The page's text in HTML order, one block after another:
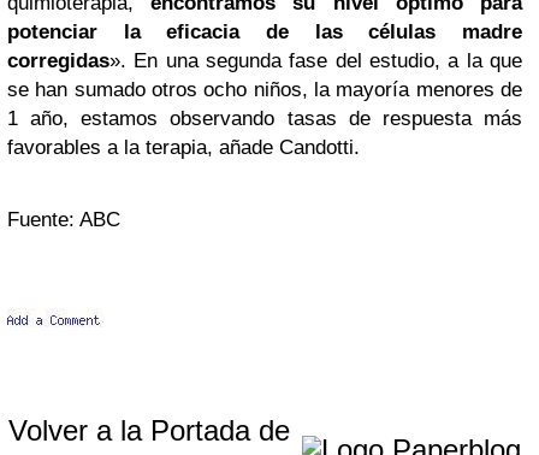
potenciar la eficacia de las células madre
corregidas». En una segunda fase del estudio, a la que
se han sumado otros ocho niños, la mayoría menores de
1 año, estamos observando tasas de respuesta más
favorables a la terapia, añade Candotti.
Fuente: ABC
Volver a la Portada de